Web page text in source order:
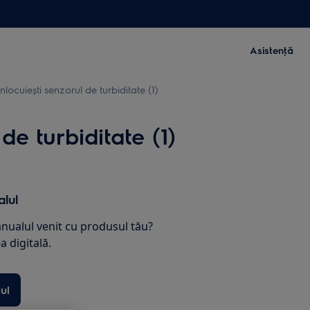
Asistenţă
senzorul de turbiditate (1)
turbiditate (1)
venit cu produsul tău?
digitală.